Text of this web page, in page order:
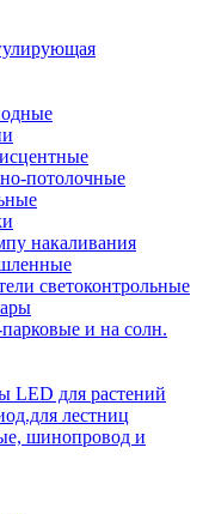
потолочные
накаливания
светоконтрольные
и на солн.
LED для растений
лестниц
шинопровод и